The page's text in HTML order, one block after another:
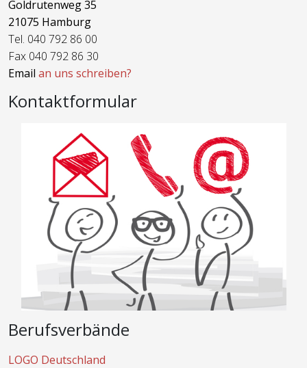
Goldrutenweg 35
21075 Hamburg
Tel. 040 792 86 00
Fax 040 792 86 30
Email an uns schreiben?
Kontaktformular
Berufsverbände
LOGO Deutschland